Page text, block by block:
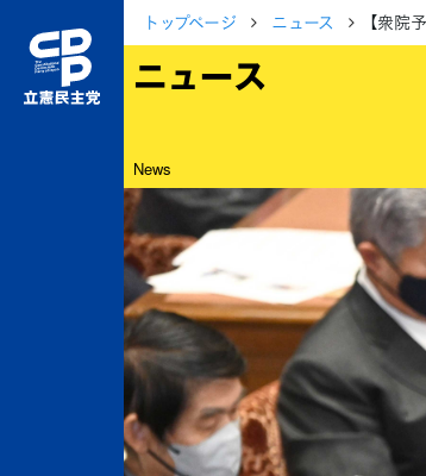
トップページ ニュース 【衆院
ニュース
News